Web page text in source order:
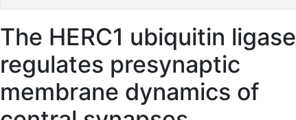
The HERC1 ubiquitin ligase
regulates presynaptic
membrane dynamics of